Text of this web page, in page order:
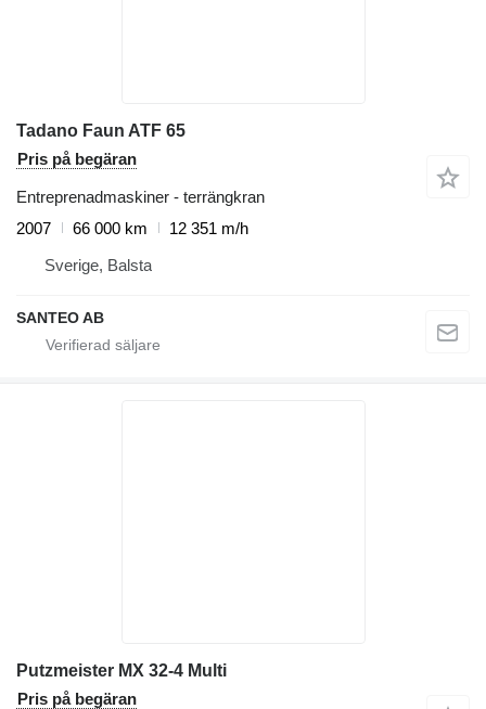
Tadano Faun ATF 65
Pris på begäran
Entreprenadmaskiner - terrängkran
2007
66 000 km
12 351 m/h
Sverige, Balsta
SANTEO AB
Putzmeister MX 32-4 Multi
Pris på begäran